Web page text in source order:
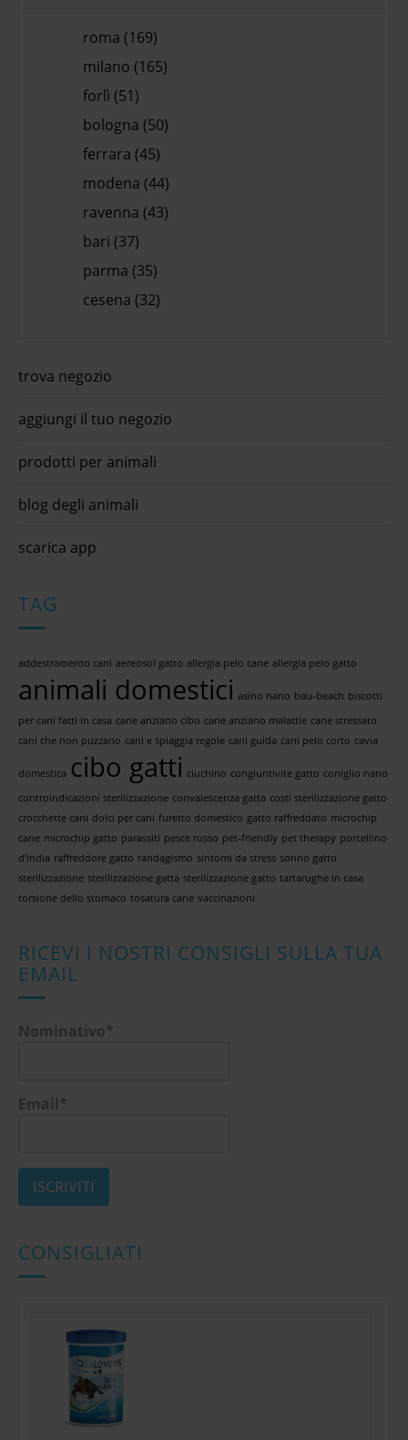
roma (169)
milano (165)
forlì (51)
bologna (50)
ferrara (45)
modena (44)
ravenna (43)
bari (37)
parma (35)
cesena (32)
trova negozio
aggiungi il tuo negozio
prodotti per animali
blog degli animali
scarica app
TAG
addestramento cani aereosol gatto allergia pelo cane allergia pelo gatto
animali domestici asino nano bau-beach biscotti
per cani fatti in casa cane anziano cibo cane anziano malattie cane stressato
cani che non puzzano cani e spiaggia regole cani guida cani pelo corto cavia
domestica cibo gatti ciuchino congiuntivite gatto coniglio nano
controindicazioni sterilizzazione convalescenza gatta costi sterilizzazione gatto
crocchette cani dolci per cani furetto domestico gatto raffreddato microchip
cane microchip gatto parassiti pesce rosso pet-friendly pet therapy porcellino
d'india raffreddore gatto randagismo sintomi da stress sonno gatto
sterilizzazione sterilizzazione gatta sterilizzazione gatto tartarughe in casa
torsione dello stomaco tosatura cane vaccinazioni
RICEVI I NOSTRI CONSIGLI SULLA TUA
EMAIL
Nominativo*
Email*
CONSIGLIATI